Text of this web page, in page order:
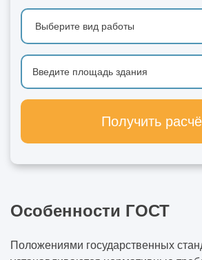
Получить
Особенности ГОСТ
Положениями государственных